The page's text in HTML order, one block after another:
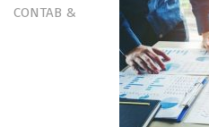
CONTAB &